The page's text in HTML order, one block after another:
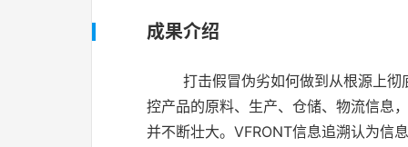
成果介绍
打击假冒伪劣如何做到从根源上
控产品的原料、生产、仓储、物流信息
并不断壮大。 VFRONT信息追溯认为信